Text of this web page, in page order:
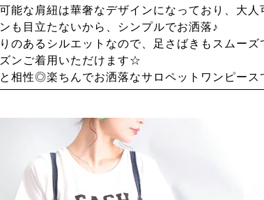
能な肩紐は華奢なデザインになっており、大人
も目立たないから、シンプルでお洒落♪
のあるシルエットなので、足さばきもスムーズ
ンご着用いただけます☆
相性◎楽ちんでお洒落なサロペットワンピース